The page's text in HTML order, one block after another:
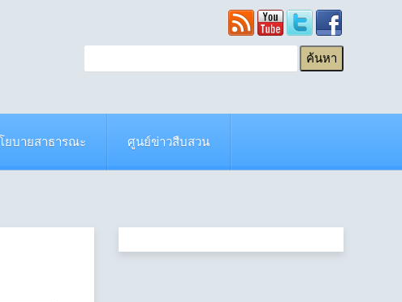
ยบายสาธารณะ ศูนย์ข่าวสืบสวน